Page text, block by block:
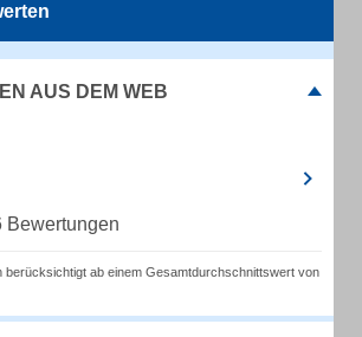
AUS DEM WEB
Bewertungen
berücksichtigt ab einem Gesamtdurchschnittswert von